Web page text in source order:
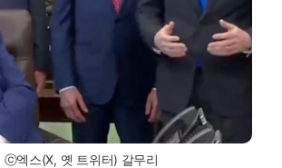
ⓒ엑스(X, 옛 트위터) 갈무리